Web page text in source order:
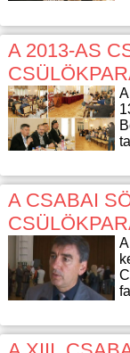
A 2013-AS
A CSABAI